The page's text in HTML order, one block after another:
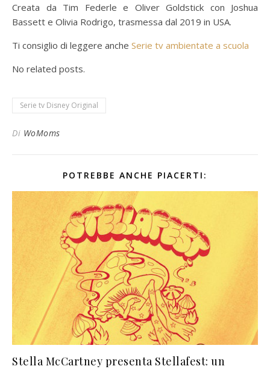
Creata da Tim Federle e Oliver Goldstick con Joshua
Bassett e Olivia Rodrigo, trasmessa dal 2019 in USA.
Ti consiglio di leggere anche Serie tv ambientate a scuola
No related posts.
Serie tv Disney Original
Di WoMoms
POTREBBE ANCHE PIACERTI:
Stella McCartney presenta Stellafest: un